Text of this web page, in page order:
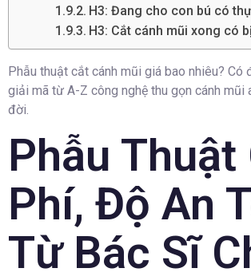
H3: Đang cho con bú có
H3: Cắt cánh mũi xong có
Phẫu thuật cắt cánh mũi giá bao nhiêu?
giải mã từ A-Z công nghệ thu gọn cánh mũi
đời.
Phẫu
Phí, Độ An
Từ Bác Sĩ